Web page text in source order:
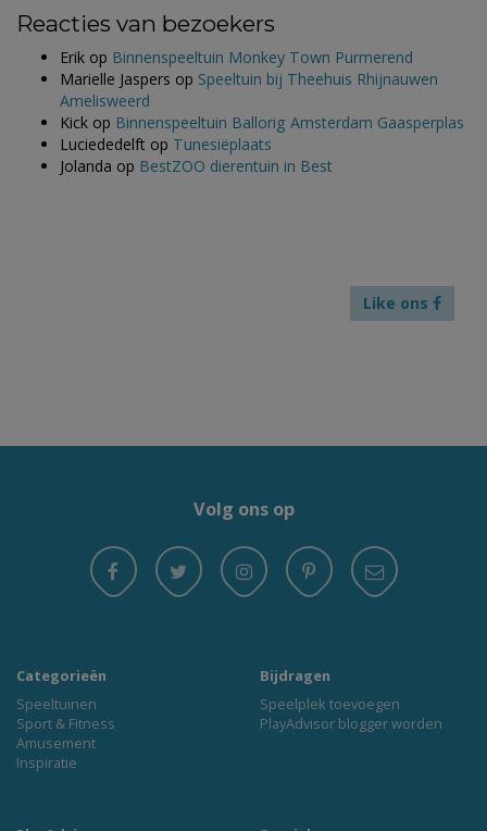
Reacties van bezoekers
Erik op Binnenspeeltuin Monkey Town Purmerend
Marielle Jaspers op Speeltuin bij Theehuis Rhijnauwen
Amelisweerd
Kick op Binnenspeeltuin Ballorig Amsterdam Gaasperplas
Luciededelft op Tunesiëplaats
Jolanda op BestZOO dierentuin in Best
Like ons
Volg ons op
Categorieën
Speeltuinen
Sport & Fitness
Amusement
Inspiratie
Bijdragen
Speelplek toevoegen
PlayAdvisor blogger worden